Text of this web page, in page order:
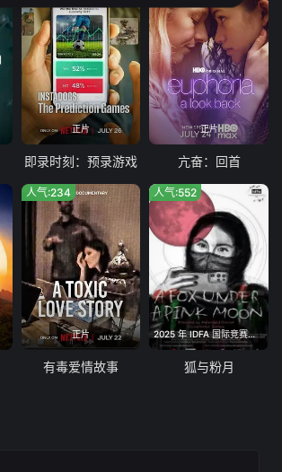
正片
即录时刻：预录游戏
正片
亢奋：回首
正片
人气:234
有毒爱情故事
2025 年 IDFA 国际竞赛单元最佳影片
人气:552
狐与粉月